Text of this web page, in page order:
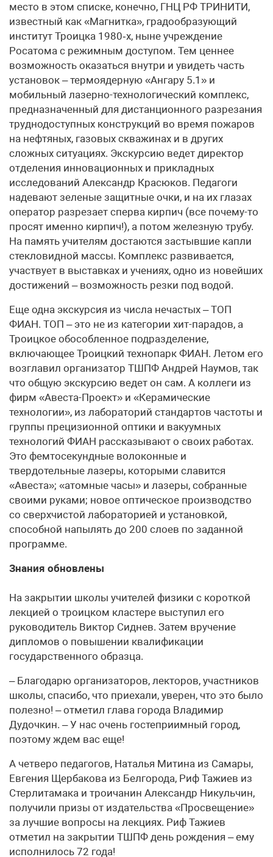
место в этом списке, конечно, ГНЦ РФ ТРИНИТИ,
известный как «Магнитка», градообразующий
институт Троицка 1980‑х, ныне учреждение
Росатома с режимным доступом. Тем ценнее
возможность оказаться внутри и увидеть часть
установок – термоядерную «Ангару 5.1» и
мобильный лазерно-технологический комплекс,
предназначенный для дистанционного разрезания
труднодоступных конструкций во время пожаров
на нефтяных, газовых скважинах и в других
сложных ситуациях. Экскурсию ведет директор
отделения инновационных и прикладных
исследований Александр Красюков. Педагоги
надевают зеленые защитные очки, и на их глазах
оператор разрезает сперва кирпич (все почему-то
просят именно кирпич!), а потом железную трубу.
На память учителям достаются застывшие капли
стекловидной массы. Комплекс развивается,
участвует в выставках и учениях, одно из новейших
достижений – возможность резки под водой.
Еще одна экскурсия из числа нечастых – ТОП
ФИАН. ТОП – это не из категории хит-парадов, а
Троицкое обособленное подразделение,
включающее Троицкий технопарк ФИАН. Летом его
возглавил организатор ТШПФ Андрей Наумов, так
что общую экскурсию ведет он сам. А коллеги из
фирм «Авеста-Проект» и «Керамические
технологии», из лабораторий стандартов частоты и
группы прецизионной оптики и вакуумных
технологий ФИАН рассказывают о своих работах.
Это фемтосекундные волоконные и
твердотельные лазеры, которыми славится
«Авеста»; «атомные часы» и лазеры, собранные
своими руками; новое оптическое производство
со сверхчистой лабораторией и установкой,
способной напылять до 200 слоев по заданной
программе.
Знания обновлены
На закрытии школы учителей физики с короткой
лекцией о троицком кластере выступил его
руководитель Виктор Сиднев. Затем вручение
дипломов о повышении квалификации
государственного образца.
– Благодарю организаторов, лекторов, участников
школы, спасибо, что приехали, уверен, что это было
полезно! – отметил глава города Владимир
Дудочкин. – У нас очень гостеприимный город,
поэтому ждем вас еще!
А четверо педагогов, Наталья Митина из Самары,
Евгения Щербакова из Белгорода, Риф Тажиев из
Стерлитамака и троичанин Александр Никульчин,
получили призы от издательства «Просвещение»
за лучшие вопросы на лекциях. Риф Тажиев
отметил на закрытии ТШПФ день рождения – ему
исполнилось 72 года!